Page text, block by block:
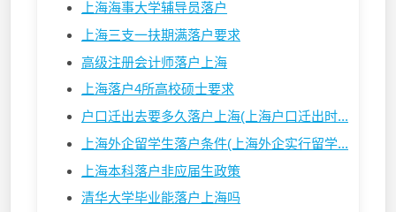
上海海事大学辅导员落户
上海三支一扶期满落户要求
高级注册会计师落户上海
上海落户4所高校硕士要求
户口迁出去要多久落户上海(上海户口迁出时...
上海外企留学生落户条件(上海外企实行留学...
上海本科落户非应届生政策
清华大学毕业能落户上海吗